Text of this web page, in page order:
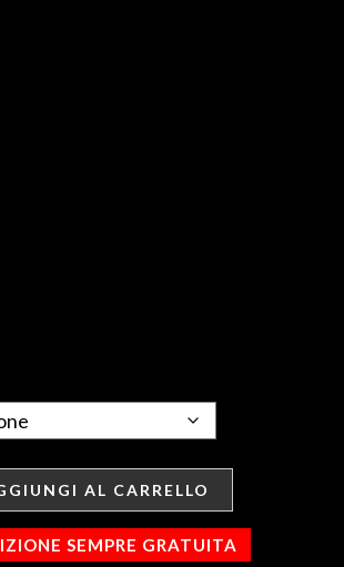
AL CARRELLO
SEMPRE GRATUITA